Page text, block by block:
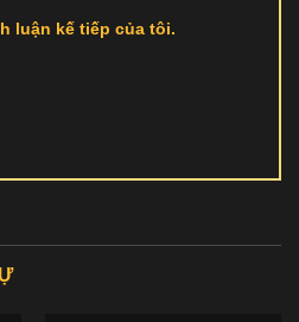
luận kế tiếp của tôi.